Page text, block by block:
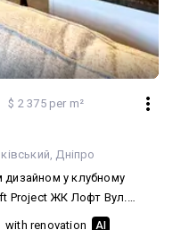
$ 2 375 per m²
Дніпро
дизайном у клубному
Лофт Вул.
вул. Південна), 8Г (р-н
with renovation AI